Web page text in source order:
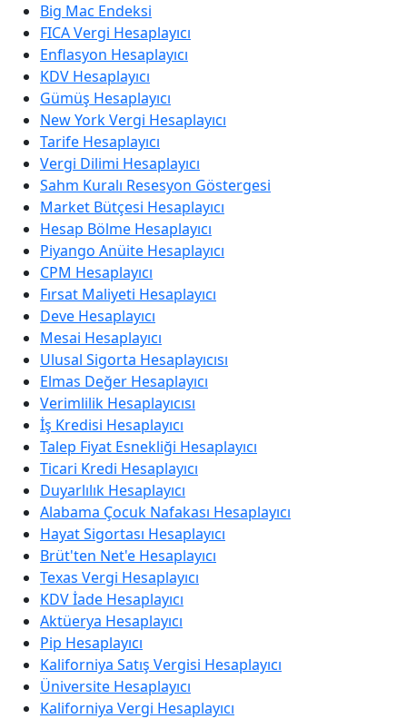
Big Mac Endeksi
FICA Vergi Hesaplayıcı
Enflasyon Hesaplayıcı
KDV Hesaplayıcı
Gümüş Hesaplayıcı
New York Vergi Hesaplayıcı
Tarife Hesaplayıcı
Vergi Dilimi Hesaplayıcı
Sahm Kuralı Resesyon Göstergesi
Market Bütçesi Hesaplayıcı
Hesap Bölme Hesaplayıcı
Piyango Anüite Hesaplayıcı
CPM Hesaplayıcı
Fırsat Maliyeti Hesaplayıcı
Deve Hesaplayıcı
Mesai Hesaplayıcı
Ulusal Sigorta Hesaplayıcısı
Elmas Değer Hesaplayıcı
Verimlilik Hesaplayıcısı
İş Kredisi Hesaplayıcı
Talep Fiyat Esnekliği Hesaplayıcı
Ticari Kredi Hesaplayıcı
Duyarlılık Hesaplayıcı
Alabama Çocuk Nafakası Hesaplayıcı
Hayat Sigortası Hesaplayıcı
Brüt'ten Net'e Hesaplayıcı
Texas Vergi Hesaplayıcı
KDV İade Hesaplayıcı
Aktüerya Hesaplayıcı
Pip Hesaplayıcı
Kaliforniya Satış Vergisi Hesaplayıcı
Üniversite Hesaplayıcı
Kaliforniya Vergi Hesaplayıcı